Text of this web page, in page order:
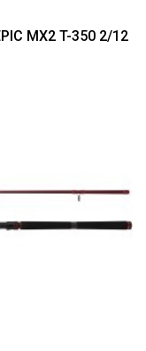
MX2 T-350 2/12